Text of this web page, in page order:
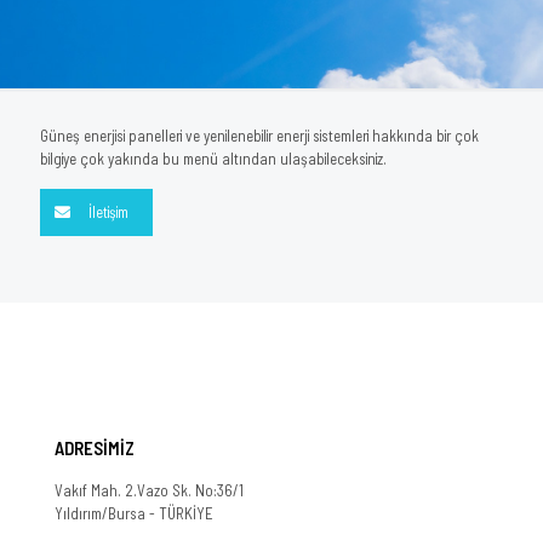
Güneş enerjisi panelleri ve yenilenebilir enerji sistemleri hakkında bir çok
bilgiye çok yakında bu menü altından ulaşabileceksiniz.
İletişim
ADRESİMİZ
Vakıf Mah. 2.Vazo Sk. No:36/1
Yıldırım/Bursa - TÜRKİYE